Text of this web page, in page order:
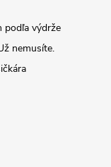
podľa výdrže
nemusíte.